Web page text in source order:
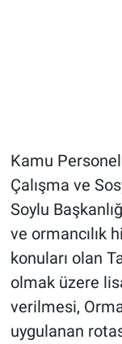
Kamu
Çalışma ve
Soylu
ve ormancılık
konuları olan
olmak üzere
verilmesi,
uygulanan